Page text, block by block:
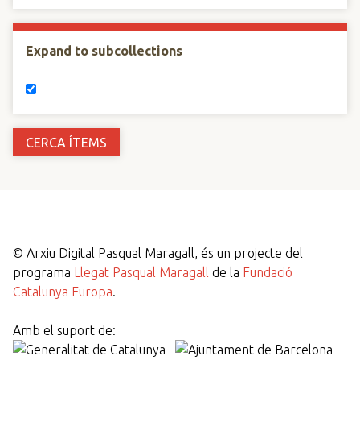
Expand to subcollections
© Arxiu Digital Pasqual Maragall, és un projecte del
programa Llegat Pasqual Maragall de la Fundació
Catalunya Europa.
Amb el suport de: